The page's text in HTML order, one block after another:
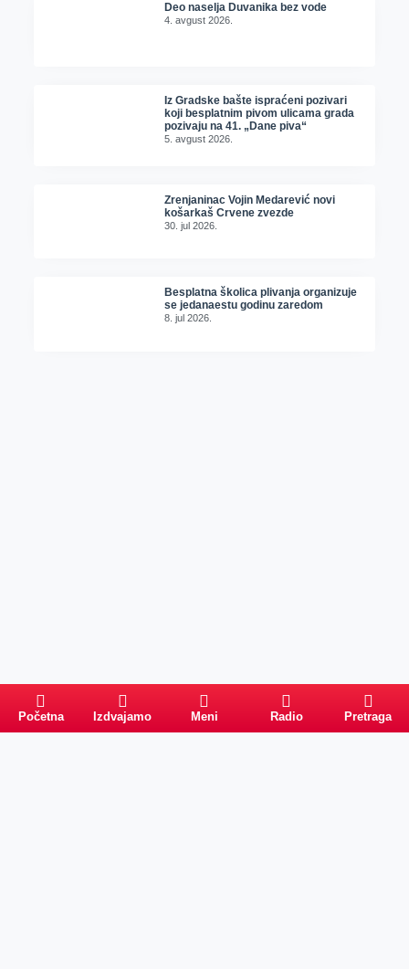
Deo naselja Duvanika bez vode
4. avgust 2026.
Iz Gradske bašte ispraćeni pozivari
koji besplatnim pivom ulicama grada
pozivaju na 41. „Dane piva“
5. avgust 2026.
Zrenjaninac Vojin Medarević novi
košarkaš Crvene zvezde
30. jul 2026.
Besplatna školica plivanja organizuje
se jedanaestu godinu zaredom
8. jul 2026.
Početna Izdvajamo Meni Radio Pretraga